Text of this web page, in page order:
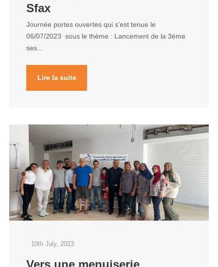
Sfax
Journée portes ouvertes qui s'est tenue le
06/07/2023 sous le thème : Lancement de la 3ème
ses...
Lire la suite
10th July, 2023
Vers une menuiserie